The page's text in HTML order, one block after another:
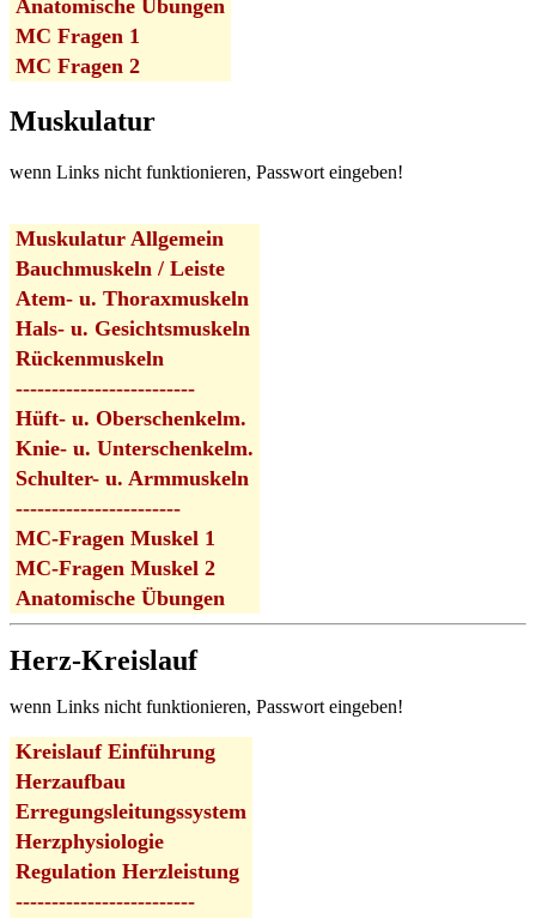
Anatomische Übungen
MC Fragen 1
MC Fragen 2
Muskulatur
wenn Links nicht funktionieren, Passwort eingeben!
Muskulatur Allgemein
Bauchmuskeln / Leiste
Atem- u. Thoraxmuskeln
Hals- u. Gesichtsmuskeln
Rückenmuskeln
-------------------------
Hüft- u. Oberschenkelm.
Knie- u. Unterschenkelm.
Schulter- u. Armmuskeln
-----------------------
MC-Fragen Muskel 1
MC-Fragen Muskel 2
Anatomische Übungen
Herz-Kreislauf
wenn Links nicht funktionieren, Passwort eingeben!
Kreislauf Einführung
Herzaufbau
Erregungsleitungssystem
Herzphysiologie
Regulation Herzleistung
-------------------------